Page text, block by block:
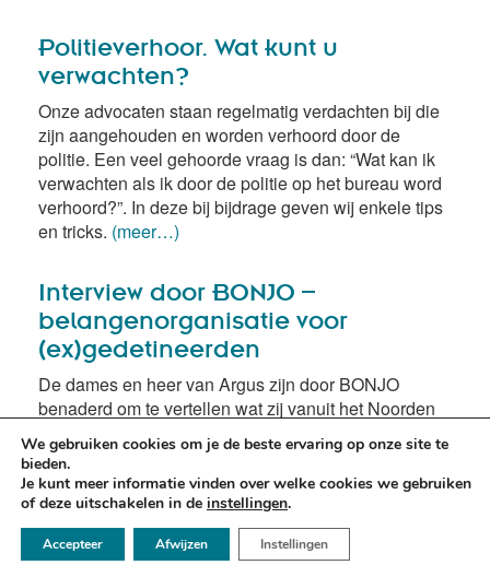
Politieverhoor. Wat kunt u
verwachten?
Onze advocaten staan regelmatig verdachten bij die
zijn aangehouden en worden verhoord door de
politie. Een veel gehoorde vraag is dan: “Wat kan ik
verwachten als ik door de politie op het bureau word
verhoord?”. In deze bij bijdrage geven wij enkele tips
en tricks. (meer…)
Interview door BONJO –
belangenorganisatie voor
(ex)gedetineerden
De dames en heer van Argus zijn door BONJO
benaderd om te vertellen wat zij vanuit het Noorden
des lands betekenen voor hun strafrechtelijke
clientèle.(meer…)
✉ info@argusadvocaten.nl
We gebruiken cookies om je de beste ervaring op onze site te
bieden.
Je kunt meer informatie vinden over welke cookies we gebruiken
of deze uitschakelen in de instellingen.
Accepteer Afwijzen Instellingen